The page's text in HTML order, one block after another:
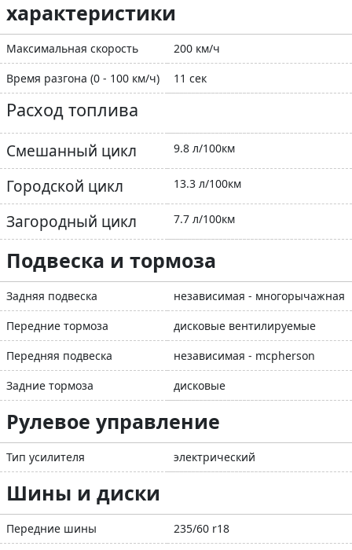
характеристики
Максимальная скорость
200 км/ч
Время разгона (0 - 100 км/ч)
11 сек
Расход топлива
Смешанный цикл 9.8 л/100км
Городской цикл 13.3 л/100км
Загородный цикл 7.7 л/100км
Подвеска и тормоза
Задняя подвеска
независимая - многорычажная
Передние тормоза
дисковые вентилируемые
Передняя подвеска
независимая - mcpherson
Задние тормоза
дисковые
Рулевое управление
Тип усилителя электрический
Шины и диски
Передние шины
235/60 r18